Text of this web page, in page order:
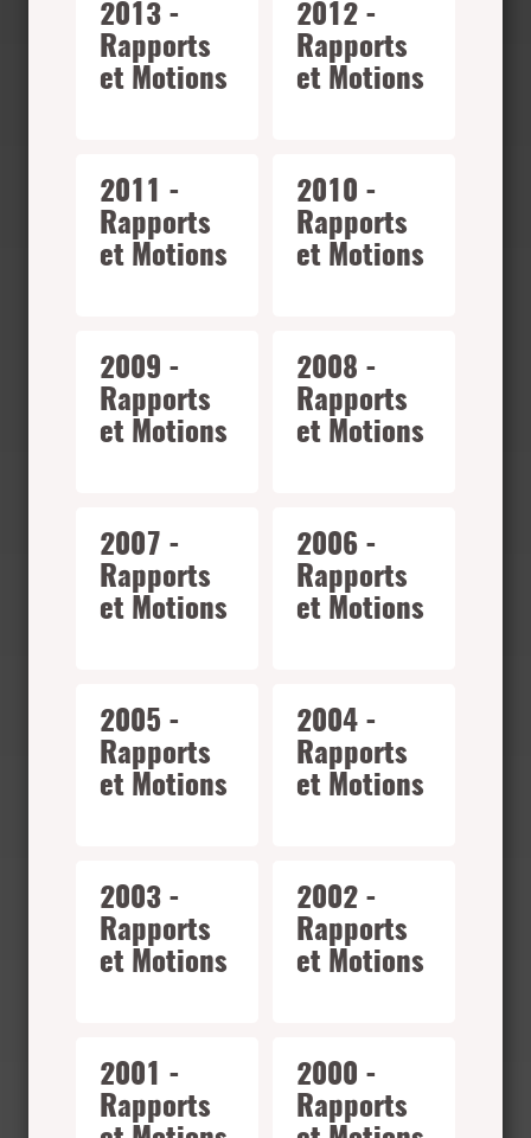
2013 -
Rapports
et Motions
2012 -
Rapports
et Motions
2011 -
Rapports
et Motions
2010 -
Rapports
et Motions
2009 -
Rapports
et Motions
2008 -
Rapports
et Motions
2007 -
Rapports
et Motions
2006 -
Rapports
et Motions
2005 -
Rapports
et Motions
2004 -
Rapports
et Motions
2003 -
Rapports
et Motions
2002 -
Rapports
et Motions
2001 -
Rapports
2000 -
Rapports